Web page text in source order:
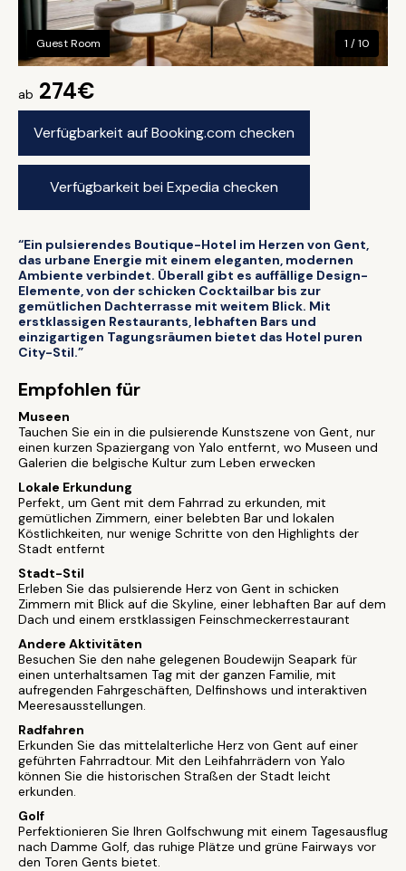
ab 274€
Verfügbarkeit auf Booking.com checken
Verfügbarkeit bei Expedia checken
Guest Room 1 / 10
“Ein pulsierendes Boutique-Hotel im Herzen von Gent,
das urbane Energie mit einem eleganten, modernen
Ambiente verbindet. Überall gibt es auffällige Design-
Elemente, von der schicken Cocktailbar bis zur
gemütlichen Dachterrasse mit weitem Blick. Mit
erstklassigen Restaurants, lebhaften Bars und
einzigartigen Tagungsräumen bietet das Hotel puren
City-Stil.”
Empfohlen für
Museen
Tauchen Sie ein in die pulsierende Kunstszene von Gent, nur
einen kurzen Spaziergang von Yalo entfernt, wo Museen und
Galerien die belgische Kultur zum Leben erwecken
Lokale Erkundung
Perfekt, um Gent mit dem Fahrrad zu erkunden, mit
gemütlichen Zimmern, einer belebten Bar und lokalen
Köstlichkeiten, nur wenige Schritte von den Highlights der
Stadt entfernt
Stadt-Stil
Erleben Sie das pulsierende Herz von Gent in schicken
Zimmern mit Blick auf die Skyline, einer lebhaften Bar auf dem
Dach und einem erstklassigen Feinschmeckerrestaurant
Andere Aktivitäten
Besuchen Sie den nahe gelegenen Boudewijn Seapark für
einen unterhaltsamen Tag mit der ganzen Familie, mit
aufregenden Fahrgeschäften, Delfinshows und interaktiven
Meeresausstellungen.
Radfahren
Erkunden Sie das mittelalterliche Herz von Gent auf einer
geführten Fahrradtour. Mit den Leihfahrrädern von Yalo
können Sie die historischen Straßen der Stadt leicht
erkunden.
Golf
Perfektionieren Sie Ihren Golfschwung mit einem Tagesausflug
nach Damme Golf, das ruhige Plätze und grüne Fairways vor
den Toren Gents bietet.